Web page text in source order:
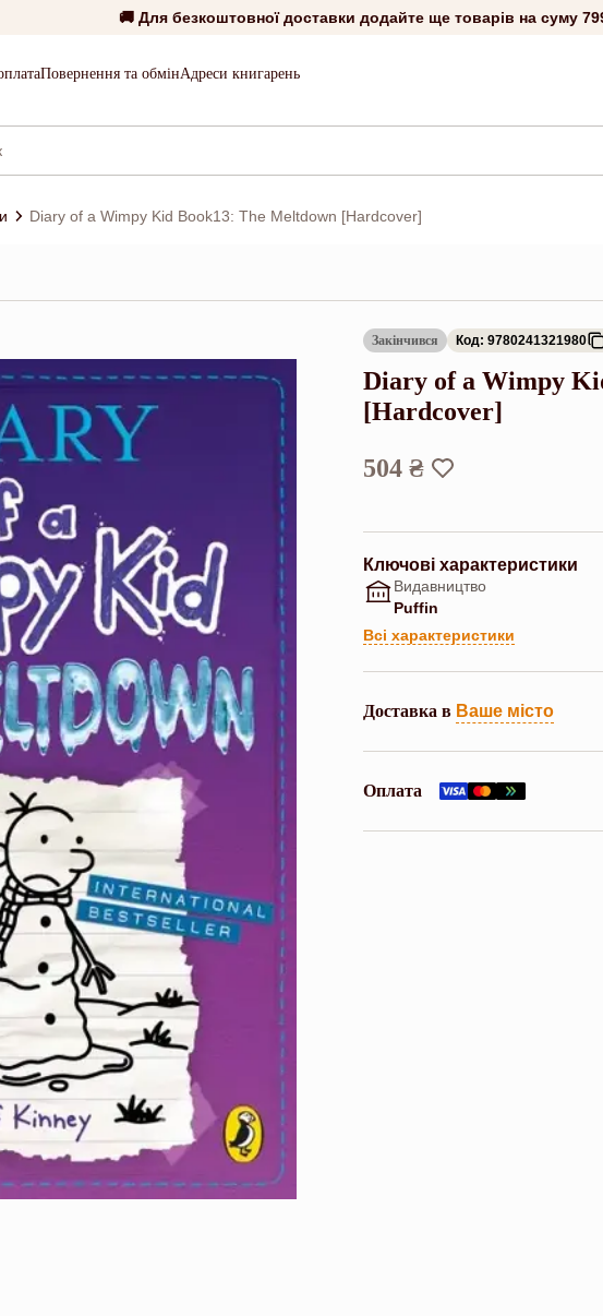
🚚 Для безкоштовної доставки додайте ще товарів на суму
Повернення та обмінАдреси книгарень
Diary of a Wimpy Kid Book13: The Meltdown [Hardcover]
Закінчився Код: 9780241321980
Diary of a Wimpy
[Hardcover]
504 ₴
Ключові характеристики
Видавництво
Puffin
Всі характеристики
Доставка в Ваше місто
Оплата